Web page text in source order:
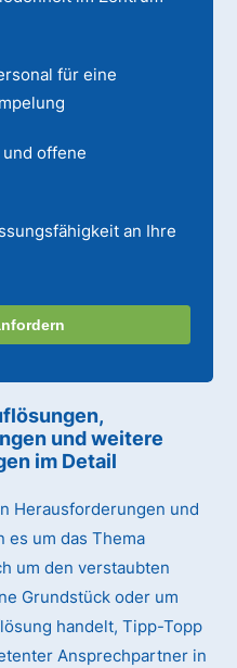
für eine
offene
an Ihre
und weitere
im Detail
Herausforderungen und
es um das Thema
um den verstaubten
Grundstück oder um
handelt, Tipp-Topp
Ansprechpartner in